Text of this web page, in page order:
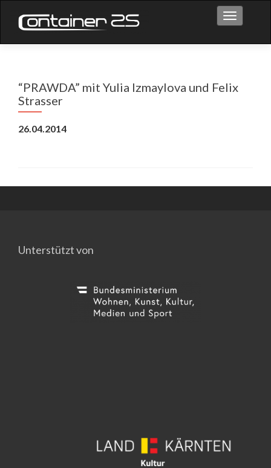
Toggle
“PRAWDA” mit Yulia Izmaylova und Felix
Strasser
26.04.2014
Unterstützt von